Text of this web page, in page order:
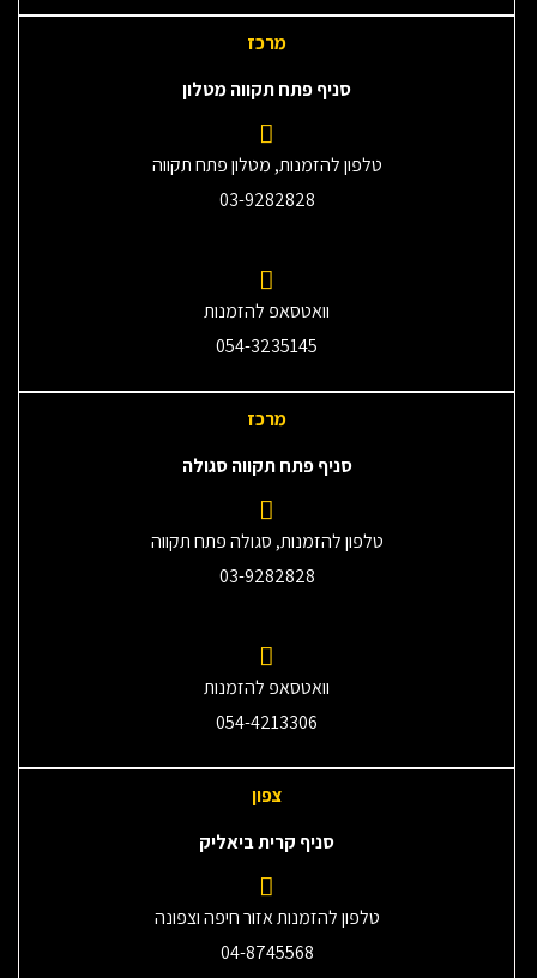
מרכז
סניף פתח תקווה מטלון
טלפון להזמנות, מטלון פתח תקווה
03-9282828
וואטסאפ להזמנות
054-3235145‎
מרכז
סניף פתח תקווה סגולה
טלפון להזמנות, סגולה פתח תקווה
03-9282828
וואטסאפ להזמנות
054-4213306
צפון
סניף קרית ביאליק
טלפון להזמנות אזור חיפה וצפונה
04-8745568